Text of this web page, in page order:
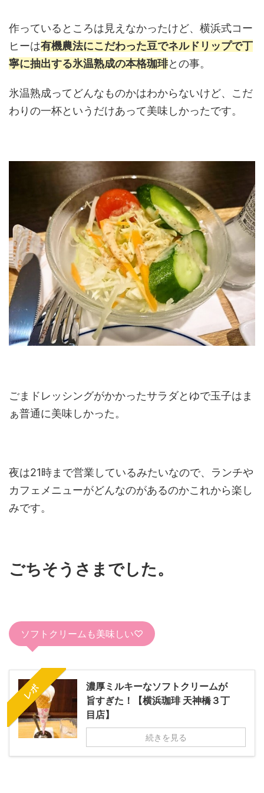
作っているところは見えなかったけど、横浜式コー
ヒーは有機農法にこだわった豆でネルドリップで丁
寧に抽出する氷温熟成の本格珈琲との事。
氷温熟成ってどんなものかはわからないけど、こだ
わりの一杯というだけあって美味しかったです。
ごまドレッシングがかかったサラダとゆで玉子はま
ぁ普通に美味しかった。
夜は21時まで営業しているみたいなので、ランチや
カフェメニューがどんなのがあるのかこれから楽し
みです。
ごちそうさまでした。
ソフトクリームも美味しい♡
レポ
濃厚ミルキーなソフトクリームが
旨すぎた！【横浜珈琲 天神橋３丁
目店】
続きを見る